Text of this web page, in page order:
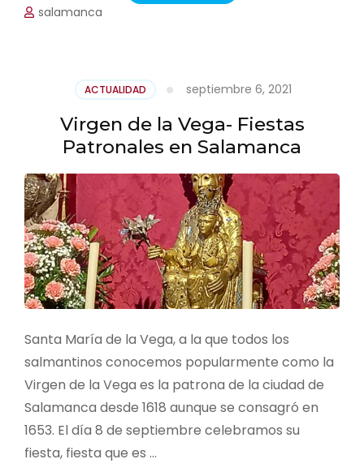
salamanca
ACTUALIDAD septiembre 6, 2021
Virgen de la Vega- Fiestas
Patronales en Salamanca
Santa María de la Vega, a la que todos los
salmantinos conocemos popularmente como la
Virgen de la Vega es la patrona de la ciudad de
Salamanca desde 1618 aunque se consagró en
1653. El día 8 de septiembre celebramos su
fiesta, fiesta que es …